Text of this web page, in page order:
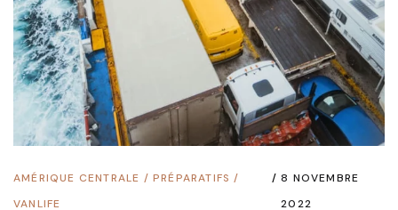
AMÉRIQUE CENTRALE /PRÉPARATIFS /
VANLIFE
8 NOVEMBRE
2022